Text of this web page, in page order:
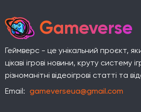
Gameverse
Геймверс - це унікальний проєкт,
цікаві ігрові новини, круту систему
різноманітні відеоігрові статті та
Email: gameverseua@gmail.com